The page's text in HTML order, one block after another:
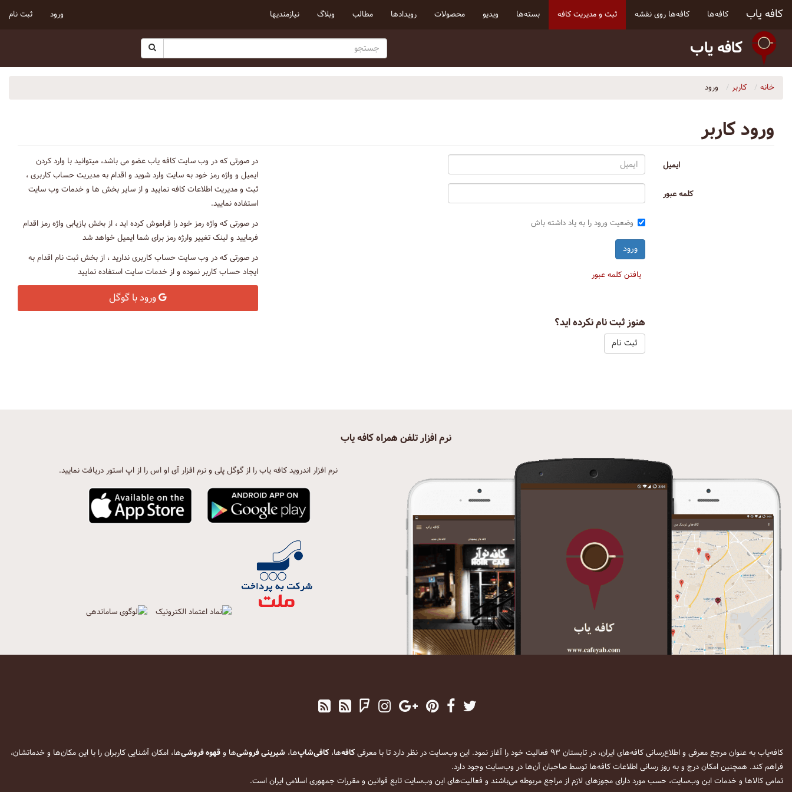
کافه یاب کافه‌ها کافه‌ها روی نقشه ثبت و مدیریت کافه بسته‌ها ویدیو محصولات رویداد‌ها مطالب وبلاگ نیازمندیها ورود ثبت نام
کافه یاب
خانه کاربر ورود
ورود کاربر
ایمیل
کلمه عبور
وضعیت ورود را به یاد داشته باش
یافتن کلمه عبور
هنوز ثبت نام نکرده اید؟
ثبت نام
در صورتی که در وب سایت کافه یاب عضو می باشد، میتوانید با وارد کردن
ایمیل و واژه رمز خود به سایت وارد شوید و اقدام به مدیریت حساب کاربری ،
ثبت و مدیریت اطلاعات کافه نمایید و از سایر بخش ها و خدمات وب سایت
استفاده نمایید.
در صورتی که واژه رمز خود را فراموش کرده اید ، از بخش بازیابی واژه رمز اقدام
فرمایید و لینک تغییر وارژه رمز برای شما ایمیل خواهد شد
در صورتی که در وب سایت حساب کاربری ندارید ، از بخش ثبت نام اقدام به
ایجاد حساب کاربر نموده و از خدمات سایت استفاده نمایید
ورود با گوگل
نرم افزار تلفن همراه کافه یاب
نرم افزار اندروید کافه یاب را از گوگل پلی و نرم افزار آی او اس را از اپ استور دریافت نمایید.
کافه‌یاب به عنوان مرجع معرفی و اطلاع‌رسانی کافه‌های ایران، در تابستان ۹۳ فعالیت خود را آغاز نمود. این وب‌سایت در نظر دارد تا با معرفی کافه‌ها، کافی‌شاپ‌ها، شیرینی فروشی‌ها وقهوه فروشی‌ها، امکان آشنایی کاربران را با این مکان‌ها و خدماتشان،
فراهم کند. همچنین امکان درج و به روز رسانی اطلاعات کافه‌ها توسط صاحبان آن‌ها در وب‌سایت وجود دارد.
تمامی کالاها و خدمات این وب‌سایت، حسب مورد دارای مجوزهای لازم از مراجع مربوطه می‌باشند و فعالیت‌های این وب‌سایت تابع قوانین و مقررات جمهوری اسلامی ایران است.